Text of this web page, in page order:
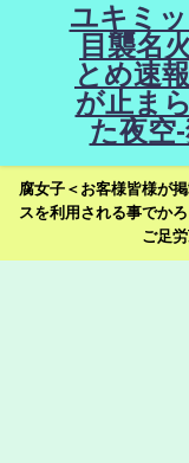
ユキミ
目襲名
とめ速
が止ま
た夜空
腐女子＜お客様皆様が
スを利用される事でか
ご足